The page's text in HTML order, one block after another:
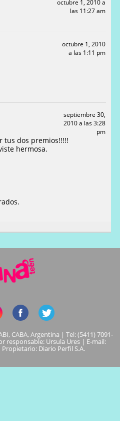
octubre 1, 2010 a
las 11:27 am
octubre 1, 2010
a las 1:11 pm
septiembre 30,
2010 a las 3:28
pm
tus dos premios!!!!!
hermosa.
CABA, Argentina | Tel: (5411) 7091-
responsable: Ursula Ures | E-mail:
Propietario: Diario Perfil S.A.